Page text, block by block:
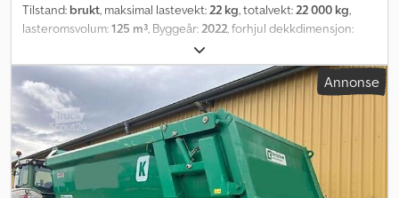
Tilstand: brukt, maksimal lastevekt:22 kg, totalvekt:22 000 kg,
lasteromsvolum:125 m³, Byggeår:2022, forhjul dekkdimensjon:
22 000 kg
Annonse